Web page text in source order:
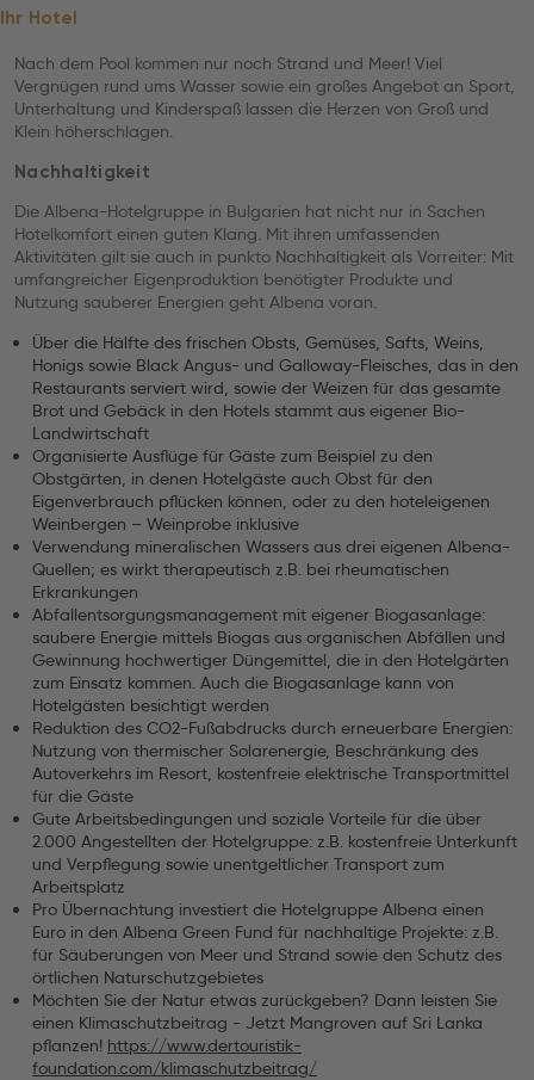
Ihr Hotel
Nach dem Pool kommen nur noch Strand und Meer! Viel
Vergnügen rund ums Wasser sowie ein großes Angebot an Sport,
Unterhaltung und Kinderspaß lassen die Herzen von Groß und
Klein höherschlagen.
Nachhaltigkeit
Die Albena-Hotelgruppe in Bulgarien hat nicht nur in Sachen
Hotelkomfort einen guten Klang. Mit ihren umfassenden
Aktivitäten gilt sie auch in punkto Nachhaltigkeit als Vorreiter: Mit
umfangreicher Eigenproduktion benötigter Produkte und
Nutzung sauberer Energien geht Albena voran.
Über die Hälfte des frischen Obsts, Gemüses, Safts, Weins,
Honigs sowie Black Angus- und Galloway-Fleisches, das in den
Restaurants serviert wird, sowie der Weizen für das gesamte
Brot und Gebäck in den Hotels stammt aus eigener Bio-
Landwirtschaft
Organisierte Ausflüge für Gäste zum Beispiel zu den
Obstgärten, in denen Hotelgäste auch Obst für den
Eigenverbrauch pflücken können, oder zu den hoteleigenen
Weinbergen – Weinprobe inklusive
Verwendung mineralischen Wassers aus drei eigenen Albena-
Quellen; es wirkt therapeutisch z.B. bei rheumatischen
Erkrankungen
Abfallentsorgungsmanagement mit eigener Biogasanlage:
saubere Energie mittels Biogas aus organischen Abfällen und
Gewinnung hochwertiger Düngemittel, die in den Hotelgärten
zum Einsatz kommen. Auch die Biogasanlage kann von
Hotelgästen besichtigt werden
Reduktion des CO2-Fußabdrucks durch erneuerbare Energien:
Nutzung von thermischer Solarenergie, Beschränkung des
Autoverkehrs im Resort, kostenfreie elektrische Transportmittel
für die Gäste
Gute Arbeitsbedingungen und soziale Vorteile für die über
2.000 Angestellten der Hotelgruppe: z.B. kostenfreie Unterkunft
und Verpflegung sowie unentgeltlicher Transport zum
Arbeitsplatz
Pro Übernachtung investiert die Hotelgruppe Albena einen
Euro in den Albena Green Fund für nachhaltige Projekte: z.B.
für Säuberungen von Meer und Strand sowie den Schutz des
örtlichen Naturschutzgebietes
Möchten Sie der Natur etwas zurückgeben? Dann leisten Sie
einen Klimaschutzbeitrag - Jetzt Mangroven auf Sri Lanka
pflanzen! https://www.dertouristik-
foundation.com/klimaschutzbeitrag/